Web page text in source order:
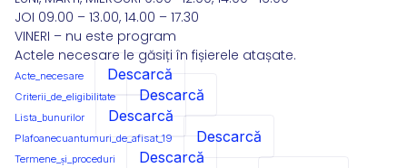
JOI 09.00 – 13.00, 14.00 – 17.30
VINERI – nu este program
Actele necesare le găsiți în fișierele atașate.
Acte_necesare Descarcă
Criterii_de_eligibilitate Descarcă
Lista_bunurilor Descarcă
Plafoanecuantumuri_de_afisat_19 Descarcă
Termene_și_proceduri Descarcă